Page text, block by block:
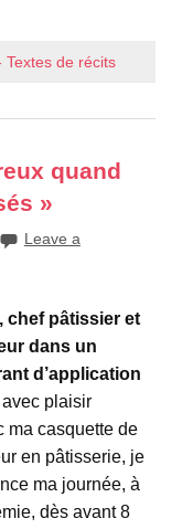
Textes de récits
quand
»
Leave a
chef pâtissier et
dans un
d’application
avec plaisir
ma casquette de
en pâtisserie, je
ma journée, à
dès avant 8